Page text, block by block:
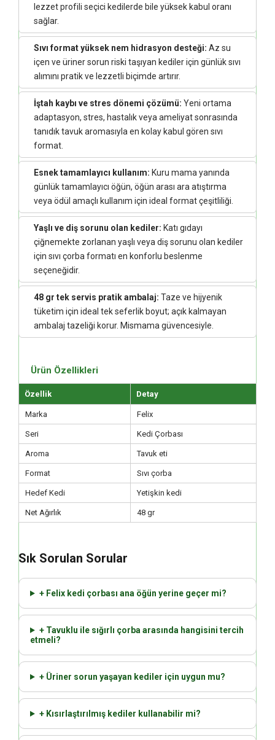
lezzet profili seçici kedilerde bile yüksek kabul oranı
sağlar.
Sıvı format yüksek nem hidrasyon desteği: Az su
içen ve üriner sorun riski taşıyan kediler için günlük sıvı
alımını pratik ve lezzetli biçimde artırır.
İştah kaybı ve stres dönemi çözümü: Yeni ortama
adaptasyon, stres, hastalık veya ameliyat sonrasında
tanıdık tavuk aromasıyla en kolay kabul gören sıvı
format.
Esnek tamamlayıcı kullanım: Kuru mama yanında
günlük tamamlayıcı öğün, öğün arası ara atıştırma
veya ödül amaçlı kullanım için ideal format çeşitliliği.
Yaşlı ve diş sorunu olan kediler: Katı gıdayı
çiğnemekte zorlanan yaşlı veya diş sorunu olan kediler
için sıvı çorba formatı en konforlu beslenme
seçeneğidir.
48 gr tek servis pratik ambalaj: Taze ve hijyenik
tüketim için ideal tek seferlik boyut; açık kalmayan
ambalaj tazeliği korur. Mismama güvencesiyle.
Ürün Özellikleri
Özellik Detay
Marka Felix
Seri Kedi Çorbası
Aroma Tavuk eti
Format Sıvı çorba
Hedef Kedi Yetişkin kedi
Net Ağırlık 48 gr
Sık Sorulan Sorular
+ Felix kedi çorbası ana öğün yerine geçer mi?
+ Tavuklu ile sığırlı çorba arasında hangisini tercih
etmeli?
+ Üriner sorun yaşayan kediler için uygun mu?
+ Kısırlaştırılmış kediler kullanabilir mi?